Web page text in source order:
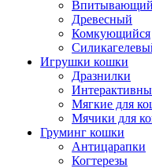
Впитывающий
Древесный
Комкующийся
Игрушки кошки
Дразнилки
Мягкие для
Мячики для
Груминг кошки
Антицарапки
Когтерезы